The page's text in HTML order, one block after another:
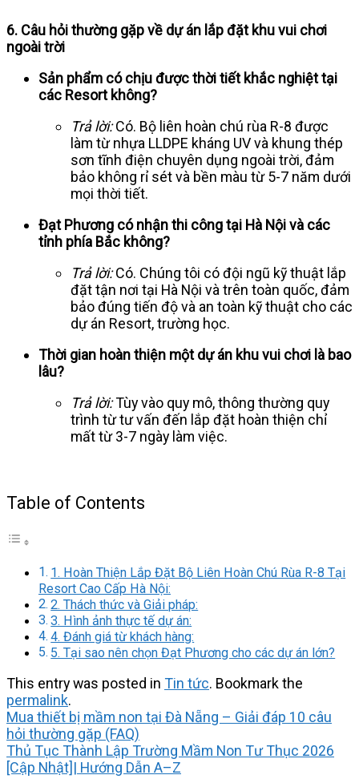
6. Câu hỏi thường gặp về dự án lắp đặt khu vui chơi
ngoài trời
Sản phẩm có chịu được thời tiết khắc nghiệt tại
các Resort không?
Trả lời:Có. Bộ liên hoàn chú rùa R-8 được
làm từ nhựa LLDPE kháng UV và khung thép
sơn tĩnh điện chuyên dụng ngoài trời, đảm
bảo không rỉ sét và bền màu từ 5-7 năm dưới
mọi thời tiết.
Đạt Phương có nhận thi công tại Hà Nội và các
tỉnh phía Bắc không?
Trả lời:Có. Chúng tôi có đội ngũ kỹ thuật lắp
đặt tận nơi tại Hà Nội và trên toàn quốc, đảm
bảo đúng tiến độ và an toàn kỹ thuật cho các
dự án Resort, trường học.
Thời gian hoàn thiện một dự án khu vui chơi là bao
lâu?
Trả lời:Tùy vào quy mô, thông thường quy
trình từ tư vấn đến lắp đặt hoàn thiện chỉ
mất từ 3-7 ngày làm việc.
Table of Contents
1. Hoàn Thiện Lắp Đặt Bộ Liên Hoàn Chú Rùa R-8 Tại
Resort Cao Cấp Hà Nội:
2. Thách thức và Giải pháp:
3. Hình ảnh thực tế dự án:
4. Đánh giá từ khách hàng:
5. Tại sao nên chọn Đạt Phương cho các dự án lớn?
This entry was posted in Tin tức. Bookmark the
permalink.
Mua thiết bị mầm non tại Đà Nẵng – Giải đáp 10 câu
hỏi thường gặp (FAQ)
Thủ Tục Thành Lập Trường Mầm Non Tư Thục 2026
[Cập Nhật]| Hướng Dẫn A–Z